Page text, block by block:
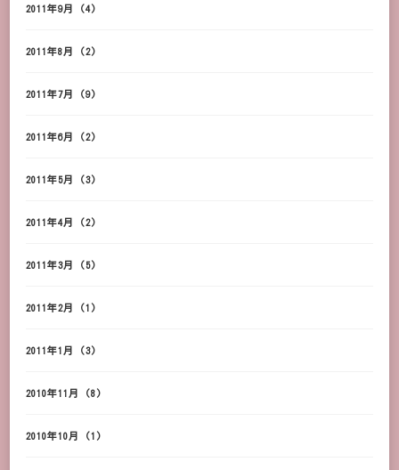
2011年9月 (4)
2011年8月 (2)
2011年7月 (9)
2011年6月 (2)
2011年5月 (3)
2011年4月 (2)
2011年3月 (5)
2011年2月 (1)
2011年1月 (3)
2010年11月 (8)
2010年10月 (1)